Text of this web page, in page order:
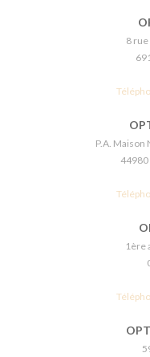
8
P.A.
44980
1ère